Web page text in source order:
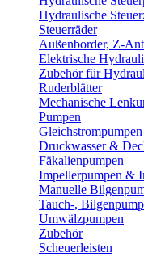
Hydraulische
Steuerräder
Außenborder, Z-
Elektrische
Zubehör für
Ruderblätter
Mechanische
Pumpen
Gleichstrompumpen
Druckwasser &
Fäkalienpumpen
Impellerpumpen &
Manuelle
Tauch-,
Umwälzpumpen
Zubehör
Scheuerleisten